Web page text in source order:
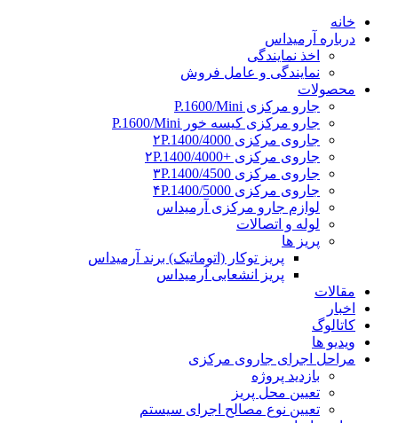
خانه
درباره آرمیداس
اخذ نمایندگی
نمایندگی و عامل فروش
محصولات
جارو مرکزی P.1600/Mini
جارو مرکزی کیسه خور P.1600/Mini
جاروی مرکزی ۲P.1400/4000
جاروی مرکزی +۲P.1400/4000
جاروی مرکزی ۳P.1400/4500
جاروی مرکزی ۴P.1400/5000
لوازم جارو مرکزی آرمیداس
لوله و اتصالات
پریز ها
پریز توکار (اتوماتیک) برند آرمیداس
پریز انشعابی آرمیداس
مقالات
اخبار
کاتالوگ
ویدیو ها
مراحل اجرای جاروی مرکزی
بازدید پروژه
تعیین محل پریز
تعیین نوع مصالح اجرای سیستم